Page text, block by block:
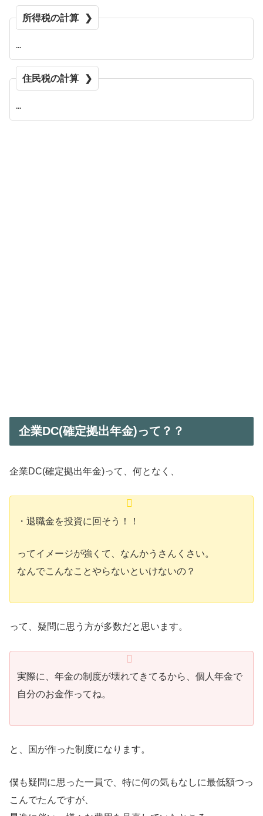
所得税の計算
住民税の計算
企業DC(確定拠出年金)って？？
企業DC(確定拠出年金)って、何となく、
・退職金を投資に回そう！！
ってイメージが強くて、なんかうさんくさい。
なんでこんなことやらないといけないの？
って、疑問に思う方が多数だと思います。
実際に、年金の制度が壊れてきてるから、個人年金で
自分のお金作ってね。
と、国が作った制度になります。
僕も疑問に思った一員で、特に何の気もなしに最低額つっ
こんでたんですが、